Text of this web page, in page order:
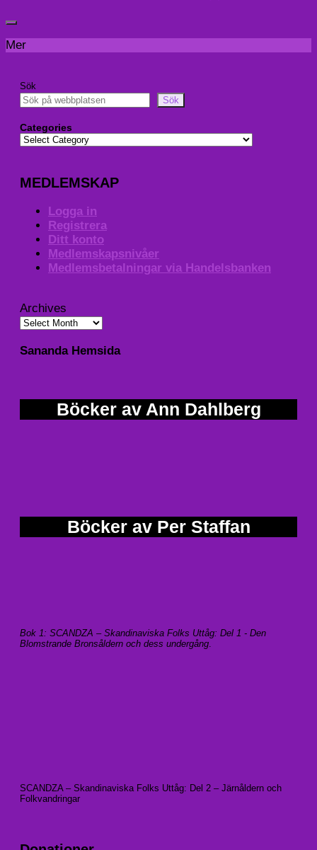
Mer
Sök
Sök
Categories
MEDLEMSKAP
Logga in
Registrera
Ditt konto
Medlemskapsnivåer
Medlemsbetalningar via Handelsbanken
Archives
Sananda Hemsida
Böcker av Ann Dahlberg
Böcker av Per Staffan
Bok 1: SCANDZA – Skandinaviska Folks Uttåg: Del 1 - Den
Blomstrande Bronsåldern och dess undergång
SCANDZA – Skandinaviska Folks Uttåg: Del 2 – Järnåldern och
Folkvandringar